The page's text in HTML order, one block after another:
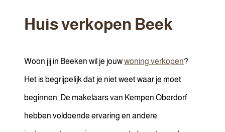
Huis verkopen Beek
Woon jij in Beeken wil je jouwwoning verkopen?
Het is begrijpelijk dat je niet weet waar je moet
beginnen. De makelaars van Kempen Oberdorf
hebben voldoende ervaring en andere